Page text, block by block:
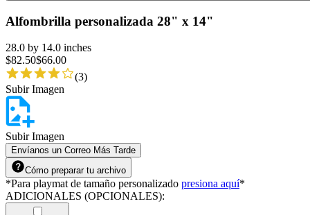
Alfombrilla personalizada 28" x 14"
28.0 by 14.0 inches
$82.50$66.00
(3)
Subir Imagen
Subir Imagen
Envíanos un Correo Más Tarde
Cómo preparar tu archivo
*Para playmat de tamaño personalizado presiona aquí*
ADICIONALES (OPCIONALES):